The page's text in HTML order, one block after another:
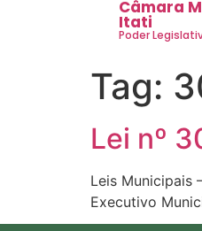
Câmara
Itati
Poder
Tag:
Lei nº
Leis Municipais
Executivo